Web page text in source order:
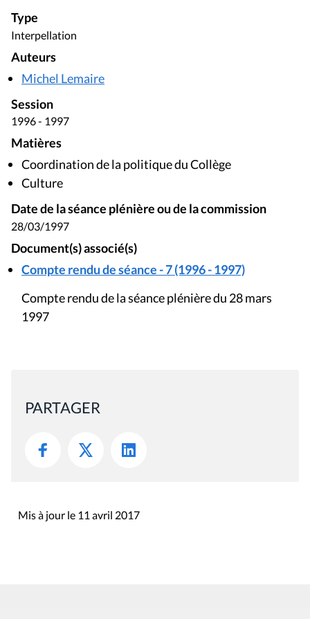
Type
Interpellation
Auteurs
Michel Lemaire
Session
1996 - 1997
Matières
Coordination de la politique du Collège
Culture
Date de la séance plénière ou de la commission
28/03/1997
Document(s) associé(s)
Compte rendu de séance - 7 (1996 - 1997)
Compte rendu de la séance plénière du 28 mars
1997
PARTAGER
Mis à jour le 11 avril 2017